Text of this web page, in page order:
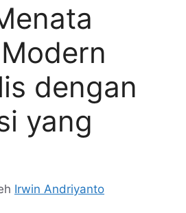
dengan
yang
Irwin Andriyanto